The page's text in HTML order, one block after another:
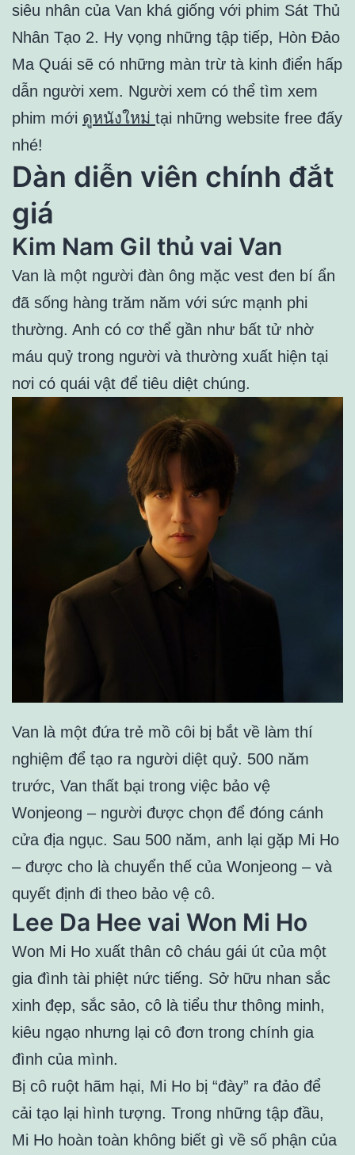
siêu nhân của Van khá giống với phim Sát Thủ
Nhân Tạo 2. Hy vọng những tập tiếp, Hòn Đảo
Ma Quái sẽ có những màn trừ tà kinh điển hấp
dẫn người xem. Người xem có thể tìm xem
phim mới ดูหนังใหม่ tại những website free đấy
nhé!
Dàn diễn viên chính đắt
giá
Kim Nam Gil thủ vai Van
Van là một người đàn ông mặc vest đen bí ẩn
đã sống hàng trăm năm với sức mạnh phi
thường. Anh có cơ thể gần như bất tử nhờ
máu quỷ trong người và thường xuất hiện tại
nơi có quái vật để tiêu diệt chúng.
Van là một đứa trẻ mồ côi bị bắt về làm thí
nghiệm để tạo ra người diệt quỷ. 500 năm
trước, Van thất bại trong việc bảo vệ
Wonjeong – người được chọn để đóng cánh
cửa địa ngục. Sau 500 năm, anh lại gặp Mi Ho
– được cho là chuyển thế của Wonjeong – và
quyết định đi theo bảo vệ cô.
Lee Da Hee vai Won Mi Ho
Won Mi Ho xuất thân cô cháu gái út của một
gia đình tài phiệt nức tiếng. Sở hữu nhan sắc
xinh đẹp, sắc sảo, cô là tiểu thư thông minh,
kiêu ngạo nhưng lại cô đơn trong chính gia
đình của mình.
Bị cô ruột hãm hại, Mi Ho bị “đày” ra đảo để
cải tạo lại hình tượng. Trong những tập đầu,
Mi Ho hoàn toàn không biết gì về số phận của